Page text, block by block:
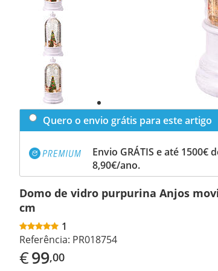
Previous
slide
Next
slide
Quero o envio grátis para este artigo
Envio GRÁTIS e até 1500€
8,90€/ano.
Domo de vidro purpurina Anjos
cm
1
Referência: PR018754
€99,00